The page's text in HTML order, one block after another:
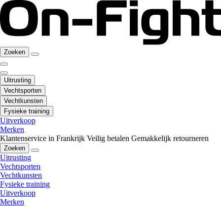
Zoeken
Uitrusting
Vechtsporten
Vechtkunsten
Fysieke training
Uitverkoop
Merken
Klantenservice in Frankrijk Veilig betalen Gemakkelijk retourneren
Zoeken
Uitrusting
Vechtsporten
Vechtkunsten
Fysieke training
Uitverkoop
Merken